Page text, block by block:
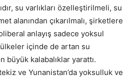
su varlıkları özelleştirilmeli, su
alanından çıkarılmalı, şirketlere
anlayış sadece yoksul
içinde de artan su
büyük kalabalıklar yarattı.
ve Yunanistan’da yoksulluk ve